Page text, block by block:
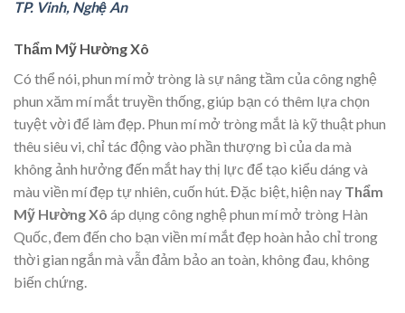
TP. Vinh, Nghệ An
Thẩm Mỹ Hường Xô
Có thể nói, phun mí mở tròng là sự nâng tầm của công nghệ
phun xăm mí mắt truyền thống, giúp bạn có thêm lựa chọn
tuyệt vời để làm đẹp. Phun mí mở tròng mắt là kỹ thuật phun
thêu siêu vi, chỉ tác động vào phần thượng bì của da mà
không ảnh hưởng đến mắt hay thị lực để tạo kiểu dáng và
màu viền mí đẹp tự nhiên, cuốn hút. Đặc biệt, hiện nay Thẩm
Mỹ Hường Xô áp dụng công nghệ phun mí mở tròng Hàn
Quốc, đem đến cho bạn viền mí mắt đẹp hoàn hảo chỉ trong
thời gian ngắn mà vẫn đảm bảo an toàn, không đau, không
biến chứng.